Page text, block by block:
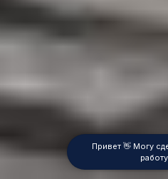
Привет 👋 Могу